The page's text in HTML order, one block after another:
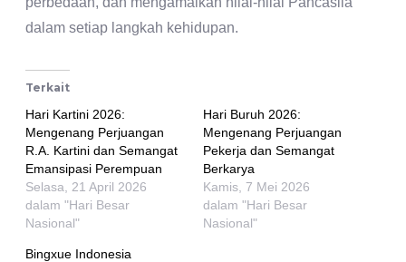
dalam setiap langkah kehidupan.
Terkait
Hari Kartini 2026:
Mengenang Perjuangan
R.A. Kartini dan Semangat
Emansipasi Perempuan
Selasa, 21 April 2026
dalam "Hari Besar
Nasional"
Hari Buruh 2026:
Mengenang Perjuangan
Pekerja dan Semangat
Berkarya
Kamis, 7 Mei 2026
dalam "Hari Besar
Nasional"
Bingxue Indonesia